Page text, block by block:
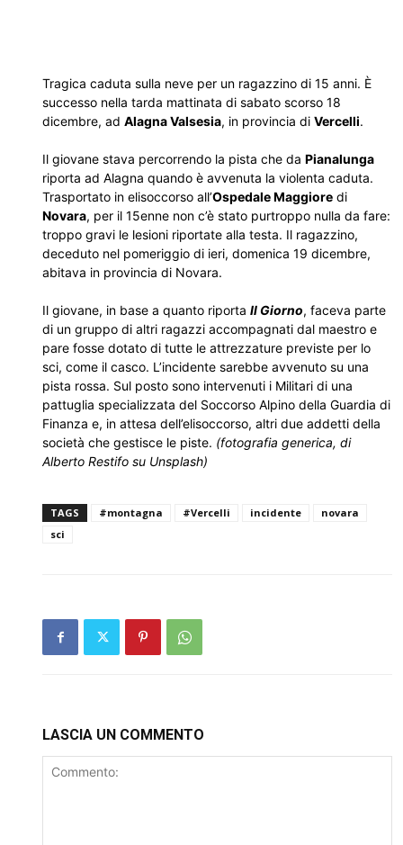
Tragica caduta sulla neve per un ragazzino di 15 anni. È
successo nella tarda mattinata di sabato scorso 18
dicembre, ad Alagna Valsesia, in provincia di Vercelli.
Il giovane stava percorrendo la pista che da Pianalunga
riporta ad Alagna quando è avvenuta la violenta caduta.
Trasportato in elisoccorso all’Ospedale Maggiore di
Novara, per il 15enne non c’è stato purtroppo nulla da fare:
troppo gravi le lesioni riportate alla testa. Il ragazzino,
deceduto nel pomeriggio di ieri, domenica 19 dicembre,
abitava in provincia di Novara.
Il giovane, in base a quanto riporta Il Giorno, faceva parte
di un gruppo di altri ragazzi accompagnati dal maestro e
pare fosse dotato di tutte le attrezzature previste per lo
sci, come il casco. L’incidente sarebbe avvenuto su una
pista rossa. Sul posto sono intervenuti i Militari di una
pattuglia specializzata del Soccorso Alpino della Guardia di
Finanza e, in attesa dell’elisoccorso, altri due addetti della
società che gestisce le piste. (fotografia generica, di
Alberto Restifo su Unsplash)
TAGS #montagna #Vercelli incidente
novara
sci
LASCIA UN COMMENTO